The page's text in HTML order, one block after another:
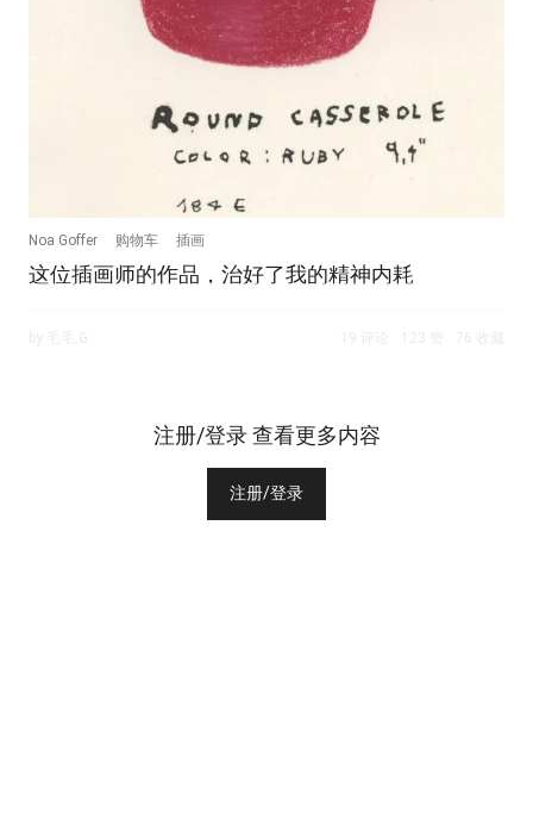
Noa Goffer 购物车 插画
这位插画师的作品，治好了我的精神内耗
注册/登录 查看更多内容
注册/登录